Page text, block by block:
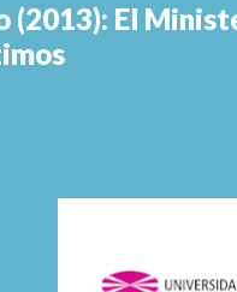
(2013): El